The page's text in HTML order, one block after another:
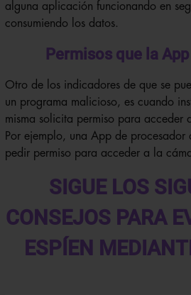
alguna aplicación funcionando en
consumiendo los datos.
Permisos que la
Otro de los indicadores de que se
un programa malicioso, es cuando
misma solicita permiso para acceder
Por ejemplo, una App de procesador
pedir permiso para acceder a la
SIGUE LOS
CONSEJOS PARA
ESPÍEN